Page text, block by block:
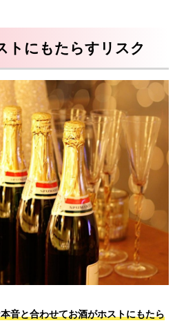
トにもたらすリスク
音と合わせてお酒がホストにもたら